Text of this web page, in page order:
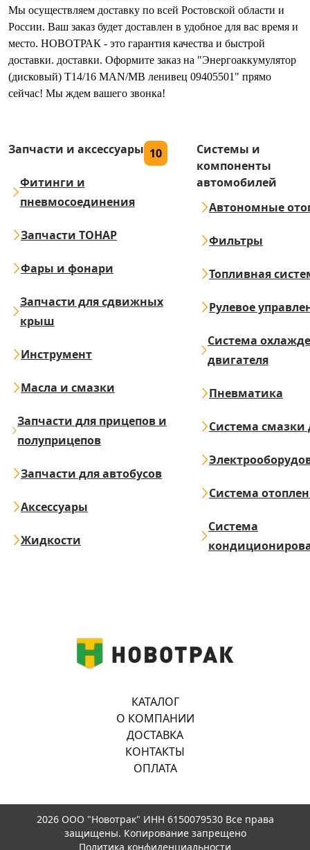
Мы осуществляем доставку по всей Ростовской области и
России. Ваш заказ будет доставлен в удобное для вас время и
место. НОВОТРАК - это гарантия качества и быстрой
доставки. доставки. Оформите заказ на "Энергоаккумулятор
(дисковый) T14/16 MAN/MB ленивец 09405501" прямо
сейчас! Мы ждем вашего звонка!
Запчасти и аксессуары 10
Фитинги и
пневмосоединения
Запчасти ТОНАР
Фары и фонари
Запчасти для сдвижных
крыш
Инструмент
Масла и смазки
Запчасти для прицепов и
полуприцепов
Запчасти для автобусов
Аксессуары
Жидкости
Системы и
компоненты
автомобилей
Автономные
Фильтры
Топливная
Рулевое
Система
двигателя
Пневматика
Система смазки
Система
Система
КАТАЛОГ
О КОМПАНИИ
ДОСТАВКА
КОНТАКТЫ
ОПЛАТА
2026 ООО "Новотрак" ИНН 6150079530 Все права
защищены. Копирование запрещено
Политика конфиденциальности